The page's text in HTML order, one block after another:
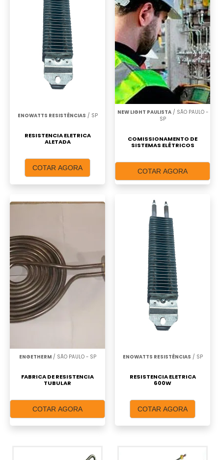
ENOWATTS RESISTÊNCIAS / SP
RESISTENCIA ELETRICA
ALETADA
COTAR AGORA
NEW LIGHT PAULISTA/ SÃO PAULO -
SP
COMISSIONAMENTO DE
SISTEMAS ELÉTRICOS
COTAR AGORA
ENGETHERM/ SÃO PAULO - SP
FABRICA DE RESISTENCIA
TUBULAR
COTAR AGORA
ENOWATTS RESISTÊNCIAS / SP
RESISTENCIA ELETRICA
600W
COTAR AGORA